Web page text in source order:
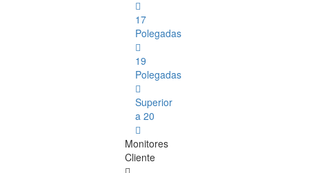
17
Polegadas
19
Polegadas
Superior
a 20
Monitores
Cliente